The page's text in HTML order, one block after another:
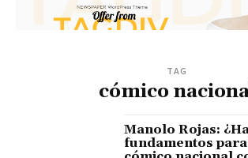
TAG
cómico
Manolo Rojas:
fundamentos